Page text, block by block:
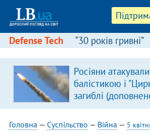
Defense Tech “30 років гривні”
Росіяни
балістикою і
загиблі
Головна — Суспільство — Війна — 5